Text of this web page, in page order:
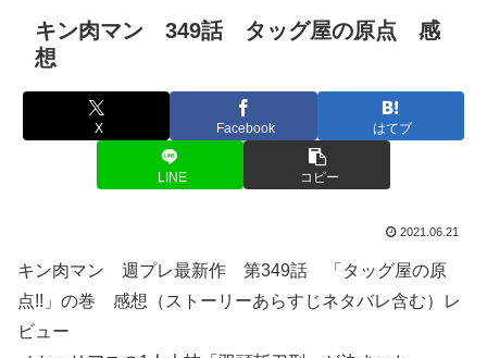
キン肉マン 349話 タッグ屋の原点 感
想
X Facebook はてブ
LINE コピー
2021.06.21
キン肉マン 週プレ最新作 第349話 「タッグ屋の原
点!!」の巻 感想（ストーリーあらすじネタバレ含む）レ
ビュー